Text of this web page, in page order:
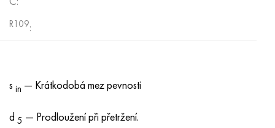
R109:
s in — Krátkodobá mez pevnosti
d 5 — Prodloužení při přetržení.